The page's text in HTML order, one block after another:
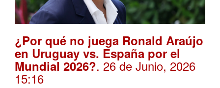
¿Por qué no juega Ronald Araújo
en Uruguay vs. España por el
Mundial 2026?. 26 de Junio, 2026
15:16